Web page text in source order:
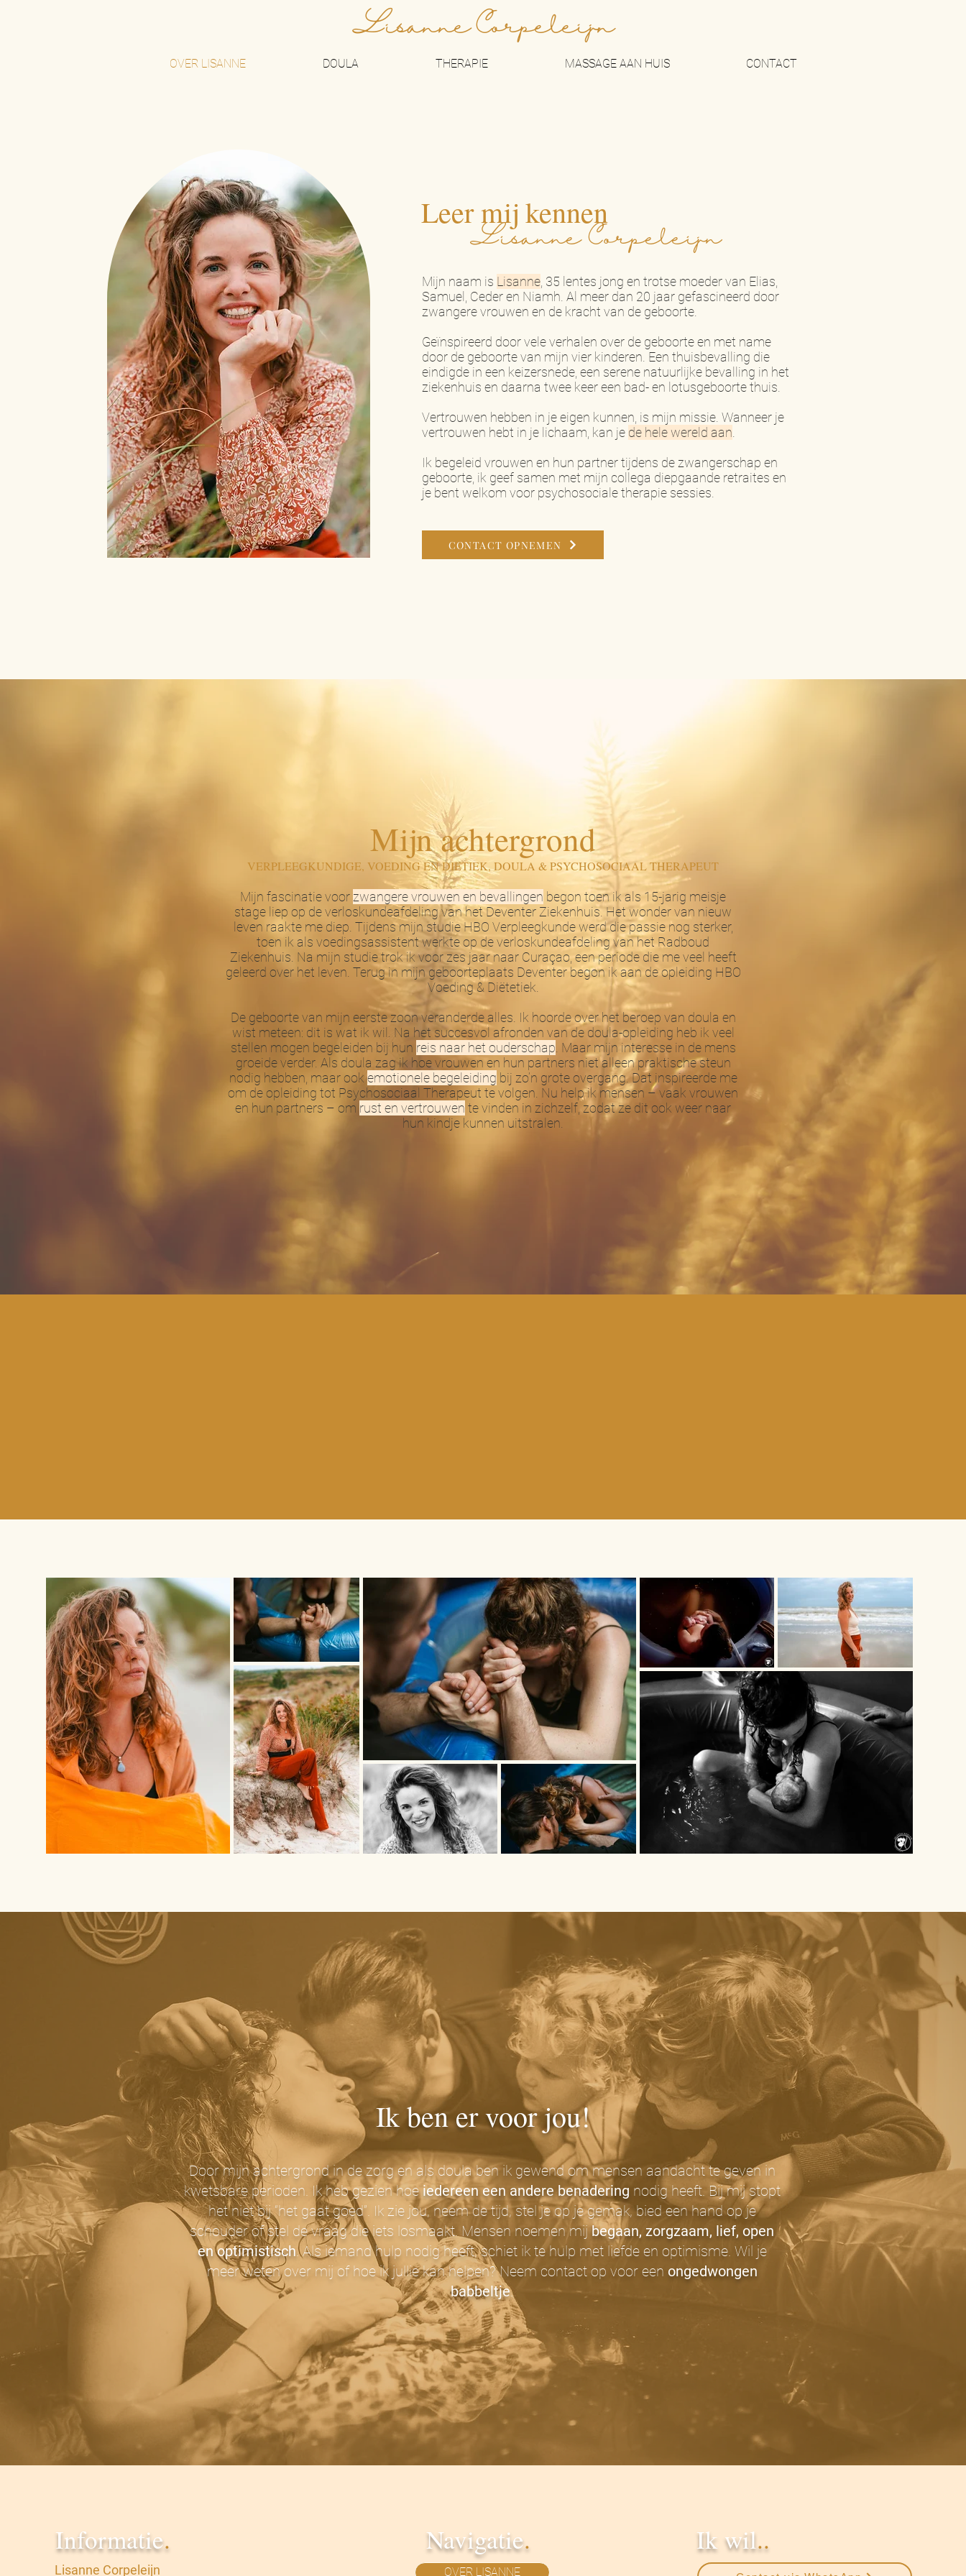
Lisanne Corpeleijn
OVER LISANNE DOULA THERAPIE MASSAGE AAN HUIS CONTACT
Leer mij kennen
Mijn naam is Lisanne , 35 lentes jong en trotse moeder van Elias,
Samuel, Ceder en Niamh. Al meer dan 20 jaar gefascineerd door
zwangere vrouwen en de kracht van de geboorte.
Geïnspireerd door vele verhalen over de geboorte en met name
door de geboorte van mijn vier kinderen. Een thuisbevalling die
eindigde in een keizersnede, een serene natuurlijke bevalling in het
ziekenhuis en daarna twee keer een bad- en lotusgeboorte thuis.
Vertrouwen hebben in je eigen kunnen, is mijn missie. Wanneer je
vertrouwen hebt in je lichaam, kan je de hele wereld aan
Ik begeleid vrouwen en hun partner tijdens de zwangerschap en
geboorte, ik geef samen met mijn collega diepgaande retraites en
je bent welkom voor psychosociale therapie sessies.
CONTACT OPNEMEN
Lisanne Corpeleijn
Mijn achtergrond
VERPLEEGKUNDIGE, VOEDING EN DIETIEK, DOULA & PSYCHOSOCIAAL THERAPEUT
Mijn fascinatie voor zwangere vrouwen en bevallingen begon toen ik als 15-jarig meisje
stage liep op de verloskundeafdeling van het Deventer Ziekenhuis. Het wonder van nieuw
leven raakte me diep. Tijdens mijn studie HBO Verpleegkunde werd die passie nog sterker,
toen ik als voedingsassistent werkte op de verloskundeafdeling van het Radboud
Ziekenhuis. Na mijn studie trok ik voor zes jaar naar Curaçao, een periode die me veel heeft
geleerd over het leven. Terug in mijn geboorteplaats Deventer begon ik aan de opleiding HBO
Voeding & Diëtetiek.
De geboorte van mijn eerste zoon veranderde alles. Ik hoorde over het beroep van doula en
wist meteen: dit is wat ik wil. Na het succesvol afronden van de doula-opleiding heb ik veel
stellen mogen begeleiden bij hun reis naar het ouderschap . Maar mijn interesse in de mens
groeide verder. Als doula zag ik hoe vrouwen en hun partners niet alleen praktische steun
nodig hebben, maar ookemotionele begeleiding bij zo’n grote overgang. Dat inspireerde me
om de opleiding tot Psychosociaal Therapeut te volgen. Nu help ik mensen – vaak vrouwen
en hun partners – om rust en vertrouwen te vinden in zichzelf, zodat ze dit ook weer naar
hun kindje kunnen uitstralen.
Ik ben er voor jou!
Door mijn achtergrond in de zorg en als doula ben ik gewend om mensen aandacht te geven in
kwetsbare perioden. Ik heb gezien hoeiedereen een andere benadering nodig heeft. Bij mij stopt
het niet bij “het gaat goed”. Ik zie jou, neem de tijd, stel je op je gemak, bied een hand op je
schouder of stel de vraag die iets losmaakt. Mensen noemen mijbegaan, zorgzaam, lief, open
en optimistisch. Als iemand hulp nodig heeft, schiet ik te hulp met liefde en optimisme. Wil je
meer weten over mij of hoe ik jullie kan helpen? Neem contact op voor een ongedwongen
babbeltje.
Informatie.
Lisanne Corpeleijn
Navigatie.
OVER LISANNE
Ik wil..